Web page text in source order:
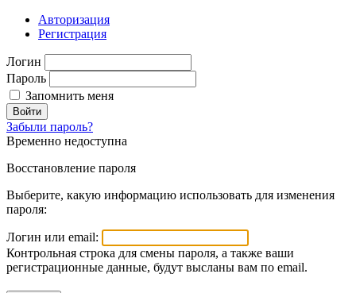
Авторизация
Регистрация
Логин
Пароль
Запомнить меня
Войти
Забыли пароль?
Временно недоступна
Восстановление пароля
Выберите, какую информацию использовать для изменения
пароля:
Логин или email:
Контрольная строка для смены пароля, а также ваши
регистрационные данные, будут высланы вам по email.